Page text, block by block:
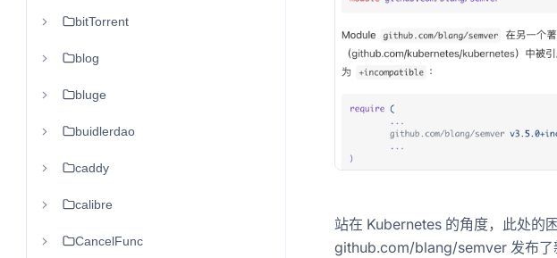
bitTorrent
blog
bluge
buidlerdao
caddy
calibre
CancelFunc
站在 Kubernetes 的角度，此处的
github.com/blang/semver 发布了